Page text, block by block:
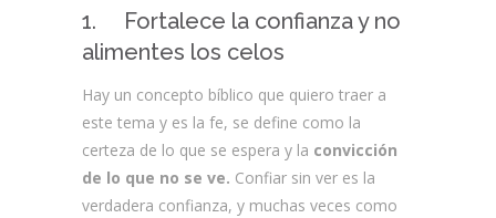
1. Fortalece la confianza y no
alimentes los celos
Hay un concepto bíblico que quiero traer a
este tema y es la fe, se define como la
certeza de lo que se espera y la convicción
de lo que no se ve. Confiar sin ver es la
verdadera confianza, y muchas veces como